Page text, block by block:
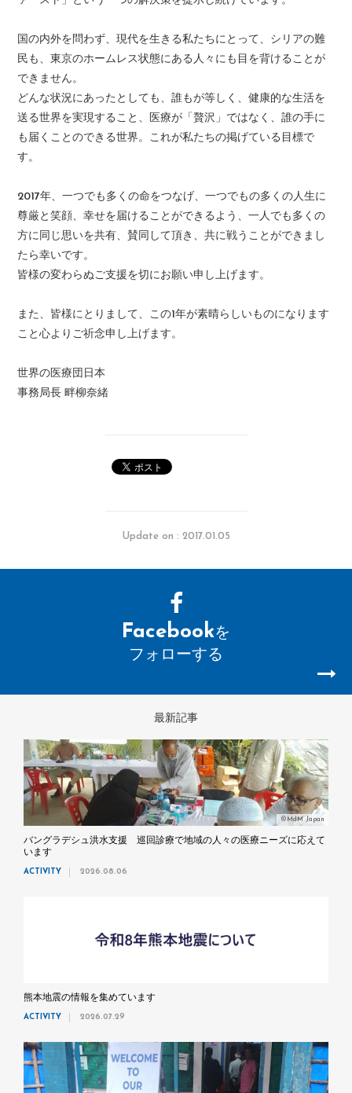
国の内外を問わず、現代を生きる私たちにとって、シリアの難
民も、東京のホームレス状態にある人々にも目を背けることが
できません。
どんな状況にあったとしても、誰もが等しく、健康的な生活を
送る世界を実現すること、医療が「贅沢」ではなく、誰の手に
も届くことのできる世界。これが私たちの掲げている目標で
す。
2017年、一つでも多くの命をつなげ、一つでもの多くの人生に
尊厳と笑顔、幸せを届けることができるよう、一人でも多くの
方に同じ思いを共有、賛同して頂き、共に戦うことができまし
たら幸いです。
皆様の変わらぬご支援を切にお願い申し上げます。
また、皆様にとりまして、この1年が素晴らしいものになります
こと心よりご祈念申し上げます。
世界の医療団日本
事務局長 畔柳奈緒
Update on : 2017.01.05
Facebookを
フォローする
最新記事
©MdM Japan
バングラデシュ洪水支援 巡回診療で地域の人々の医療ニーズに応えて
います
ACTIVITY 2026.08.06
熊本地震の情報を集めています
ACTIVITY 2026.07.29